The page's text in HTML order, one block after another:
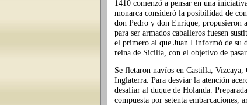
1410 comenzó a pensar en una
monarca consideró la posibilidad de
don Pedro y don Enrique, propusieron
para ser armados caballeros fuesen
el primero al que Juan I informó de su
reina de Sicilia, con el objetivo de
Se fletaron navíos en Castilla,
Inglaterra. Para desviar la atención
desafiar al duque de Holanda.
compuesta por setenta embarcaciones,